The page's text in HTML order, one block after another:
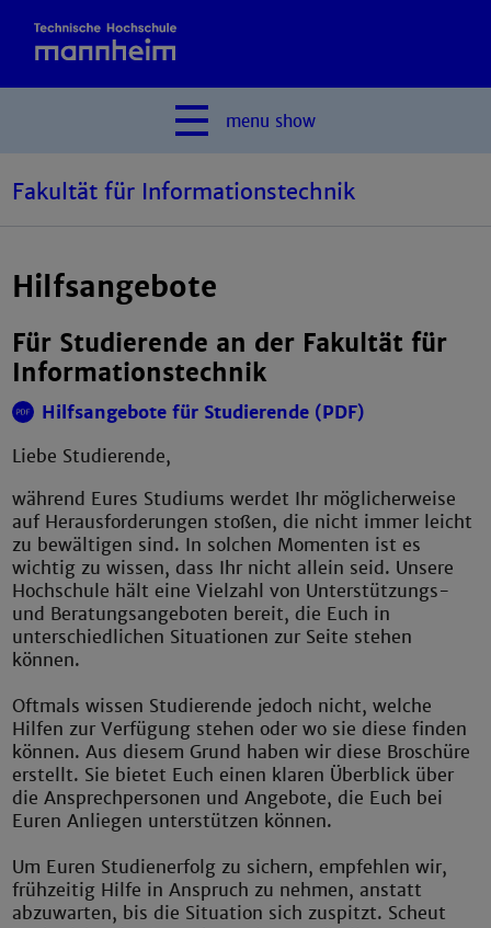
menu show
Fakultät für Informationstechnik
Hilfsangebote
Für Studierende an der Fakultät für
Informationstechnik
Hilfsangebote für Studierende (PDF)
Liebe Studierende,
während Eures Studiums werdet Ihr möglicherweise
auf Herausforderungen stoßen, die nicht immer leicht
zu bewältigen sind. In solchen Momenten ist es
wichtig zu wissen, dass Ihr nicht allein seid. Unsere
Hochschule hält eine Vielzahl von Unterstützungs-
und Beratungsangeboten bereit, die Euch in
unterschiedlichen Situationen zur Seite stehen
können.
Oftmals wissen Studierende jedoch nicht, welche
Hilfen zur Verfügung stehen oder wo sie diese finden
können. Aus diesem Grund haben wir diese Broschüre
erstellt. Sie bietet Euch einen klaren Überblick über
die Ansprechpersonen und Angebote, die Euch bei
Euren Anliegen unterstützen können.
Um Euren Studienerfolg zu sichern, empfehlen wir,
frühzeitig Hilfe in Anspruch zu nehmen, anstatt
abzuwarten, bis die Situation sich zuspitzt. Scheut